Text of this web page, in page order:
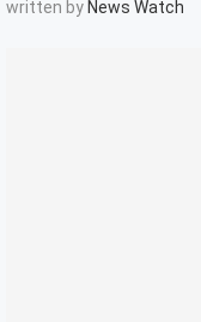
written by News Watch